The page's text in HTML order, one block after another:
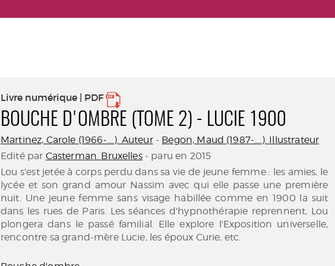
Livre numérique | PDF
BOUCHE D'OMBRE (TOME 2) - LUCIE 1900
Martinez, Carole (1966-....). Auteur- Begon, Maud (1987-....). Illustrateur
Edité par Casterman. Bruxelles- paru en 2015
Lou s'est jetée à corps perdu dans sa vie de jeune femme : les amies, le
lycée et son grand amour Nassim avec qui elle passe une première
nuit. Une jeune femme sans visage habillée comme en 1900 la suit
dans les rues de Paris. Les séances d'hypnothérapie reprennent, Lou
plongera dans le passé familial. Elle explore l'Exposition universelle,
rencontre sa grand-mère Lucie, les époux Curie, etc.